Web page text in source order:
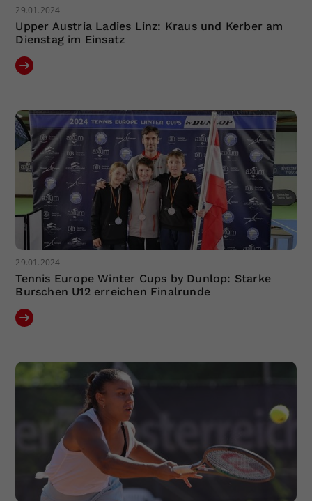
29.01.2024
Upper Austria Ladies Linz: Kraus und Kerber am
Dienstag im Einsatz
29.01.2024
Tennis Europe Winter Cups by Dunlop: Starke
Burschen U12 erreichen Finalrunde